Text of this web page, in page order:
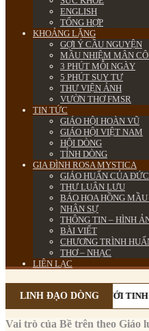
ENGLISH
TỔNG HỢP
KHOẢNG LẶNG
GỢI Ý CẦU NGUYỆN
MẦU NHIỆM MÂN
3 PHÚT MỖI NGÀY
5 PHÚT SUY TƯ
THƯ VIỆN ẢNH
VƯỜN THƠ FMSR
TIN TỨC
GIÁO HỘI HOÀN VŨ
GIÁO HỘI VIỆT NAM
HỘI DÒNG
TỈNH DÒNG
GIA ĐÌNH ROSA MYSTICA
GIÁO HUẤN CỦA
THƯ LUÂN LƯU
BÁO HOA HỒNG
NHÂN SỰ
THÔNG TIN – HÌNH
BÀI VIẾT
CHƯƠNG TRÌNH
THƠ – NHẠC
LIÊN LẠC
LINH ĐẠO DÒNGVỚI TINH
Vai trò của Bề trên theo Giáo